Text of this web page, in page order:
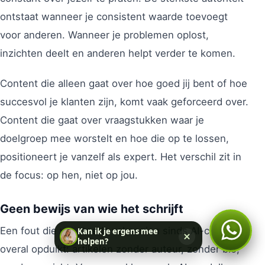
ontstaat wanneer je consistent waarde toevoegt
voor anderen. Wanneer je problemen oplost,
inzichten deelt en anderen helpt verder te komen.
Content die alleen gaat over hoe goed jij bent of hoe
succesvol je klanten zijn, komt vaak geforceerd over.
Content die gaat over vraagstukken waar je
doelgroep mee worstelt en hoe die op te lossen,
positioneert je vanzelf als expert. Het verschil zit in
de focus: op hen, niet op jou.
Geen bewijs van wie het schrijft
Een fout die we steeds vaker zien sinds AI-content
overal opduikt: artikelen zonder auteur, zonder bio,
Kan ik je ergens mee
helpen?